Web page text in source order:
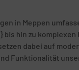
in Meppen
bis hin zu
dabei auf
Funktionalität